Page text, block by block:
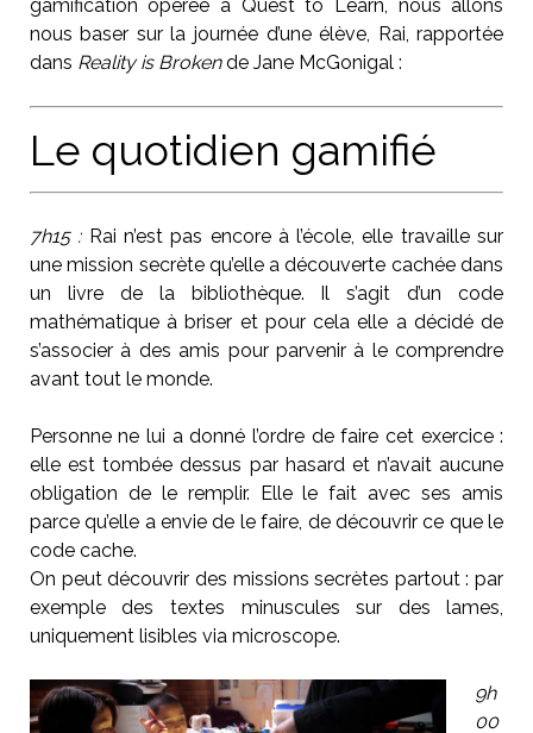
gamification opérée à Quest to Learn, nous allons
nous baser sur la journée d’une élève, Rai, rapportée
dans Reality is Brokende Jane McGonigal :
Le quotidien gamifié
7h15 :Rai n’est pas encore à l’école, elle travaille sur
une mission secrète qu’elle a découverte cachée dans
un livre de la bibliothèque. Il s’agit d’un code
mathématique à briser et pour cela elle a décidé de
s’associer à des amis pour parvenir à le comprendre
avant tout le monde.
Personne ne lui a donné l’ordre de faire cet exercice :
elle est tombée dessus par hasard et n’avait aucune
obligation de le remplir. Elle le fait avec ses amis
parce qu’elle a envie de le faire, de découvrir ce que le
code cache.
On peut découvrir des missions secrètes partout : par
exemple des textes minuscules sur des lames,
uniquement lisibles via microscope.
9h
00